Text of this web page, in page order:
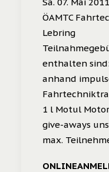
ÖAMTC
Lebring
enthalten
anhand
1 l Motul
give-aways
max.